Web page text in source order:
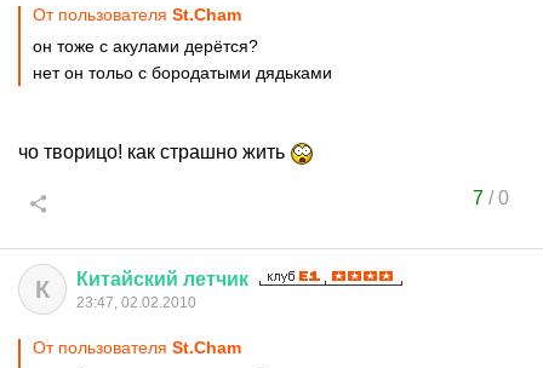
От пользователя St.Cham
он тоже с акулами дерётся?
нет он тольо с бородатыми дядьками
чо творицо! как страшно жить
7/0
К Китайский летчик
23:47, 02.02.2010
От пользователя St.Cham